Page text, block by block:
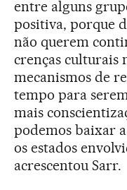
entre alguns
positiva, porque
não querem
crenças culturais
mecanismos de
tempo para
mais
podemos baixar
os estados
acrescentou Sarr.